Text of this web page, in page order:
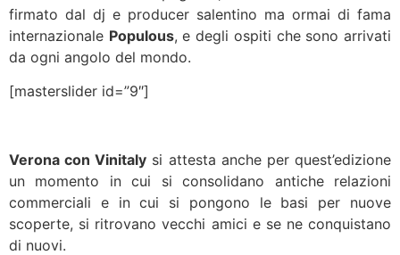
firmato dal dj e producer salentino ma ormai di fama
internazionale Populous, e degli ospiti che sono arrivati
da ogni angolo del mondo.
[masterslider id=”9″]
Verona con Vinitaly si attesta anche per quest’edizione
un momento in cui si consolidano antiche relazioni
commerciali e in cui si pongono le basi per nuove
scoperte, si ritrovano vecchi amici e se ne conquistano
di nuovi.